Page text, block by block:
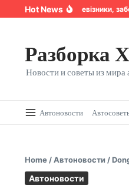
Перейти к содержанию
Hot News
довіряють перевізники,
Разборка
Новости и советы из мира
Автоновости
Home /Автоновости /
Автоновости